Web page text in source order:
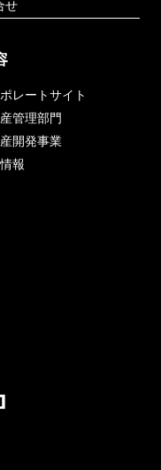
せ
ポレートサイト
管理部門
産開発事業
報